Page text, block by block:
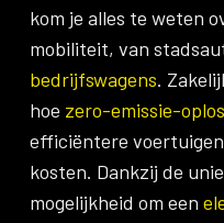
kom je alles te weten
mobiliteit, van
bedrijfswagens.
hoe zero-emissie-
efficiëntere
kosten. Dankzij de
mogelijkheid om een